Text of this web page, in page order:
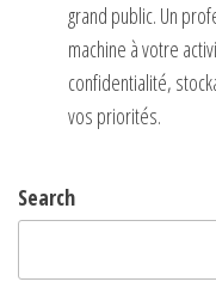
grand public. Un
machine à votre
confidentialité,
vos priorités.
Search